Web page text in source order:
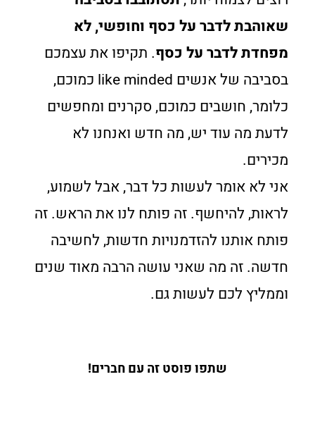
שאוהבת לדבר על כסף וחופשי, לא
מפחדת לדבר על כסף. תקיפו את עצמכם
בסביבה של אנשים like minded כמוכם,
כלומר, חושבים כמוכם, סקרנים ומחפשים
לדעת מה עוד יש, מה חדש ואנחנו לא
מכירים.
אני לא אומר לעשות כל דבר, אבל לשמוע,
לראות, להיחשף. זה פותח לנו את הראש. זה
פותח אותנו להזדמנויות חדשות, לחשיבה
חדשה. זה מה שאני עושה הרבה מאוד שנים
וממליץ לכם לעשות גם.
שתפו פוסט זה עם חברים!